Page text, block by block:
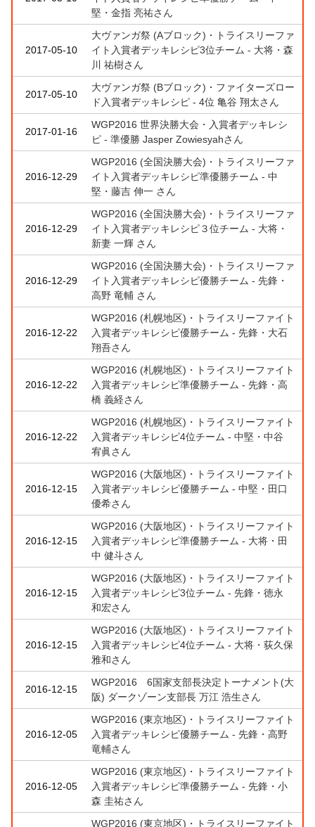
堅・金指 亮祐さん
2017-05-10
大ヴァンガ祭 (Aブロック)・トライスリーファ
イト入賞者デッキレシピ3位チーム - 大将・森
川 祐樹さん
2017-05-10
大ヴァンガ祭 (Bブロック)・ファイターズロー
ド入賞者デッキレシピ - 4位 亀谷 翔太さん
2017-01-16
WGP2016 世界決勝大会・入賞者デッキレシ
ピ - 準優勝 Jasper Zowiesyahさん
2016-12-29
WGP2016 (全国決勝大会)・トライスリーファ
イト入賞者デッキレシピ準優勝チーム - 中
堅・藤吉 伸一 さん
2016-12-29
WGP2016 (全国決勝大会)・トライスリーファ
イト入賞者デッキレシピ３位チーム - 大将・
新妻 一輝 さん
2016-12-29
WGP2016 (全国決勝大会)・トライスリーファ
イト入賞者デッキレシピ優勝チーム - 先鋒・
高野 竜輔 さん
2016-12-22
WGP2016 (札幌地区)・トライスリーファイト
入賞者デッキレシピ優勝チーム - 先鋒・大石
翔吾さん
2016-12-22
WGP2016 (札幌地区)・トライスリーファイト
入賞者デッキレシピ準優勝チーム - 先鋒・高
橋 義経さん
2016-12-22
WGP2016 (札幌地区)・トライスリーファイト
入賞者デッキレシピ4位チーム - 中堅・中谷
宥眞さん
2016-12-15
WGP2016 (大阪地区)・トライスリーファイト
入賞者デッキレシピ優勝チーム - 中堅・田口
優希さん
2016-12-15
WGP2016 (大阪地区)・トライスリーファイト
入賞者デッキレシピ準優勝チーム - 大将・田
中 健斗さん
2016-12-15
WGP2016 (大阪地区)・トライスリーファイト
入賞者デッキレシピ3位チーム - 先鋒・徳永
和宏さん
2016-12-15
WGP2016 (大阪地区)・トライスリーファイト
入賞者デッキレシピ4位チーム - 大将・荻久保
雅和さん
2016-12-15
WGP2016 6国家支部長決定トーナメント(大
阪) ダークゾーン支部長 万江 浩生さん
2016-12-05
WGP2016 (東京地区)・トライスリーファイト
入賞者デッキレシピ優勝チーム - 先鋒・高野
竜輔さん
2016-12-05
WGP2016 (東京地区)・トライスリーファイト
入賞者デッキレシピ準優勝チーム - 先鋒・小
森 圭祐さん
WGP2016 (東京地区)・トライスリーファイト